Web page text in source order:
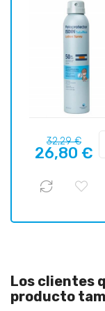
Precio
regular
32,29 €
26,80 €
Los clientes
producto